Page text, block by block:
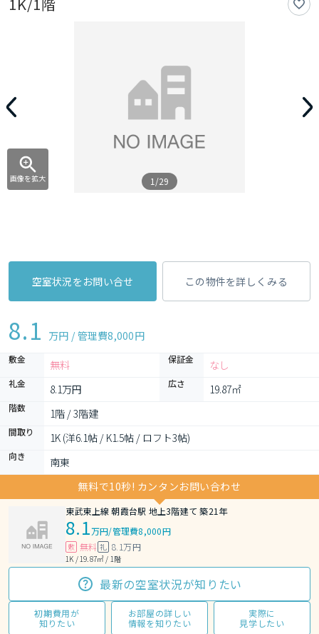
画像を拡大 1/29
空室状況をお問い合せ この物件を詳しくみる
8.1 万円 / 管理費8,000円
敷金 無料 保証金 なし
礼金 8.1万円 広さ 19.87㎡
階数 1階 / 3階建
間取り 1K (洋6.1帖 / K1.5帖 / ロフト3帖)
向き
南東
無料で10秒! カンタンお問い合わせ
東武東上線 朝霞台駅 地上3階建て 築21年
8.1万円/管理費8,000円
敷 無料 礼 8.1万円
1K / 19.87㎡ / 1階
最新の空室状況が知りたい
初期費用が
知りたい
お部屋の詳しい
情報を知りたい
実際に
見学したい